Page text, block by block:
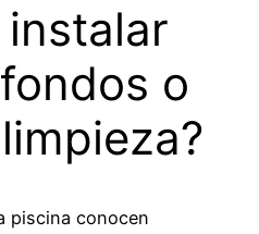
instalar
o
piscina conocen